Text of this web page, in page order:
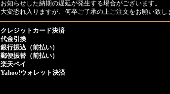
お知らせした納期の遅延が発生する場合がございます。
大変恐れ入りますが、何卒ご了承の上ご注文をお願い致し
クレジットカード決済
代金引換
銀行振込（前払い）
郵便振替（前払い）
楽天ペイ
Yahoo!ウォレット決済